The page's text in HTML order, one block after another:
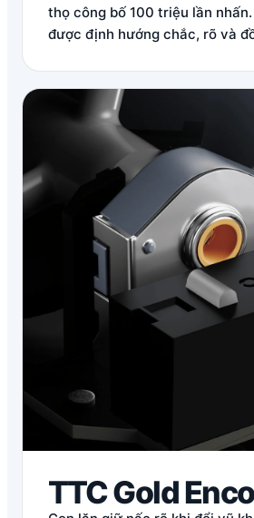
thọ công bố 100 triệu lần
được định hướng chắc, rõ và
TTC Gold